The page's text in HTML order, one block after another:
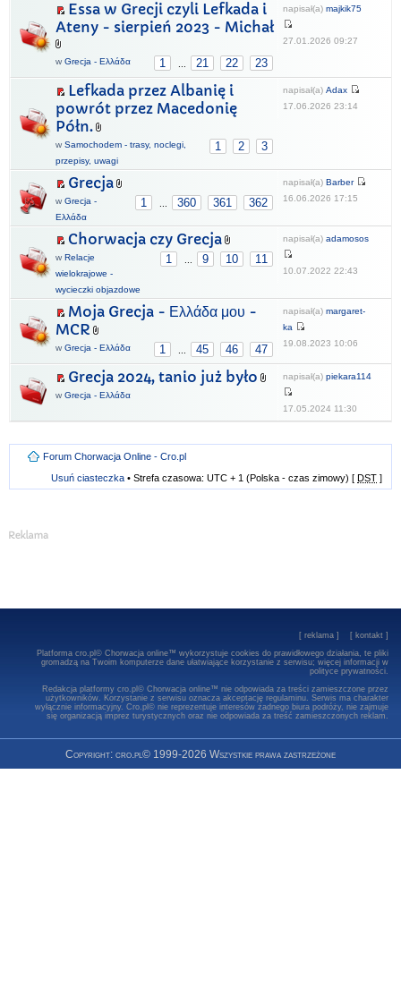
Essa w Grecji czyli Lefkada i
Ateny - sierpień 2023 - Michał
1 ... 21 22 23
w Grecja - Ελλάδα
napisał(a) majkik75
27.01.2026 09:27
Lefkada przez Albanię i
powrót przez Macedonię
Półn.
1 2 3
w Samochodem - trasy, noclegi,
przepisy, uwagi
napisał(a) Adax
17.06.2026 23:14
Grecja
1 ... 360 361 362
w Grecja -
Ελλάδα
napisał(a) Barber
16.06.2026 17:15
Chorwacja czy Grecja
1 ... 9 10 11
w Relacje
wielokrajowe -
wycieczki objazdowe
napisał(a) adamosos
10.07.2022 22:43
Moja Grecja - Ελλάδα μου -
MCR
1 ... 45 46 47
w Grecja - Ελλάδα
napisał(a) margaret-
ka
19.08.2023 10:06
Grecja 2024, tanio już było
w Grecja - Ελλάδα
napisał(a) piekara114
17.05.2024 11:30
Forum Chorwacja Online - Cro.pl
Usuń ciasteczka • Strefa czasowa: UTC + 1 (Polska - czas zimowy) [ DST ]
[ reklama ] [ kontakt]
Platforma cro.pl© Chorwacja online™ wykorzystuje cookies do prawidłowego działania, te pliki
gromadzą na Twoim komputerze dane ułatwiające korzystanie z serwisu; więcej informacji w
polityce prywatności.
Redakcja platformy cro.pl© Chorwacja online™ nie odpowiada za treści zamieszczone przez
użytkowników. Korzystanie z serwisu oznacza akceptację regulaminu. Serwis ma charakter
wyłącznie informacyjny. Cro.pl© nie reprezentuje interesów żadnego biura podróży, nie zajmuje
się organizacją imprez turystycznych oraz nie odpowiada za treść zamieszczonych reklam.
Copyright: cro.pl© 1999-2026 Wszystkie prawa zastrzeżone